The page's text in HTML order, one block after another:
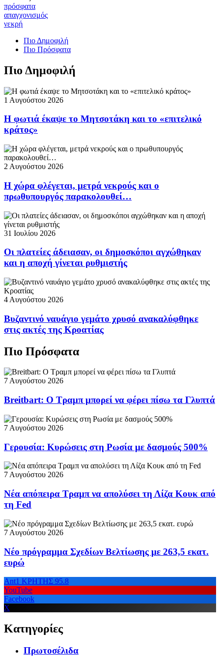
πρόσφατα
απαγχονισμός
νεκρή
Πιο Δημοφιλή
Πιο Πρόσφατα
Πιο Δημοφιλή
1 Αυγούστου 2026
Η φωτιά έκαψε το Μητσοτάκη και το «επιτελικό
κράτος»
2 Αυγούστου 2026
Η χώρα φλέγεται, μετρά νεκρούς και ο
πρωθυπουργός παρακολουθεί…
31 Ιουλίου 2026
Οι πλατείες άδειασαν, οι δημοσκόποι αγχώθηκαν
και η αποχή γίνεται ρυθμιστής
4 Αυγούστου 2026
Βυζαντινό ναυάγιο γεμάτο χρυσό ανακαλύφθηκε
στις ακτές της Κροατίας
Πιο Πρόσφατα
7 Αυγούστου 2026
Breitbart: Ο Τραμπ μπορεί να φέρει πίσω τα Γλυπτά
7 Αυγούστου 2026
Γερουσία: Κυρώσεις στη Ρωσία με δασμούς 500%
7 Αυγούστου 2026
Νέα απόπειρα Τραμπ να απολύσει τη Λίζα Κουκ από
τη Fed
7 Αυγούστου 2026
Νέο πρόγραμμα Σχεδίων Βελτίωσης με 263,5 εκατ.
ευρώ
Ant1 ΚΡΗΤΗΣ 95.8
YouTube
Facebook
X
Κατηγορίες
Πρωτοσέλιδα